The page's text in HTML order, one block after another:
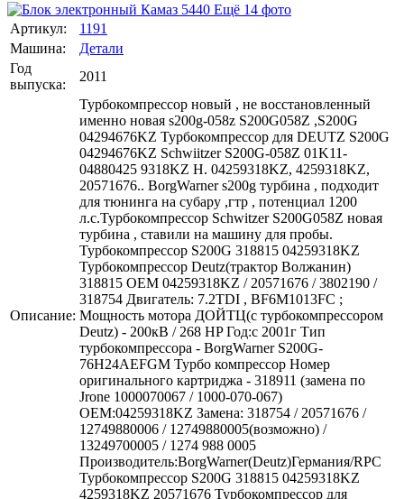
Ещё 14 фото
Артикул:
1191
Машина:
Детали
Год
выпуска:
2011
Описание:
Турбокомпрессор новый , не восстановленный
именно новая s200g-058z S200G058Z ,S200G
04294676KZ Турбокомпрессор для DEUTZ S200G
04294676KZ Schwiitzer S200G-058Z 01K11-
04880425 9318KZ H. 04259318KZ, 4259318KZ,
20571676.. BorgWarner s200g турбина , подходит
для тюнинга на субару ,гтр , потенциал 1200
л.с.Турбокомпрессор Schwitzer S200G058Z новая
турбина , ставили на машину для пробы.
Турбокомпрессор S200G 318815 04259318KZ
Турбокомпрессор Deutz(трактор Волжанин)
318815 OEM 04259318KZ / 20571676 / 3802190 /
318754 Двигатель: 7.2TDI , BF6M1013FC ;
Мощность мотора ДОЙТЦ(с турбокомпрессором
Deutz) - 200кВ / 268 HP Год:с 2001г Тип
турбокомпрессора - BorgWarner S200G-
76H24AEFGM Турбо компрессор Номер
оригинального картриджа - 318911 (замена по
Jrone 1000070067 / 1000-070-067)
ОEM:04259318KZ Замена: 318754 / 20571676 /
12749880006 / 12749880005(возможно) /
13249700005 / 1274 988 0005
Производитель:BorgWarner(Deutz)Германия/RPC
Турбокомпрессор S200G 318815 04259318KZ
4259318KZ 20571676 Турбокомпрессор для